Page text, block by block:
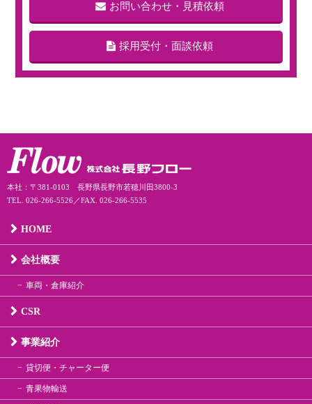
お問い合わせ・見積依頼
採用受付・面談依頼
本社：〒381-0103 長野県長野市若穂川田3800-3
TEL. 026-266-5526／FAX. 026-266-5535
HOME
会社概要
車両・倉庫紹介
CSR
事業紹介
貸切便・チャーター便
青果物輸送